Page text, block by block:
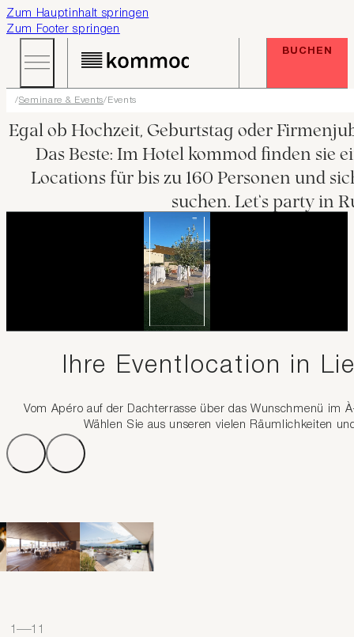
Zum Hauptinhalt springen
Zum Footer springen
BUCHEN
Seminare & Events Events
Egal ob Hochzeit, Geburtstag oder
Das Beste: Im Hotel kommod finden sie
Locations für bis zu 160 Personen und
suchen. Let’s party in
Ihre Eventlocation in
Vom Apéro auf der Dachterrasse über das Wunschmenü im
Wählen Sie aus unseren vielen Räumlichkeiten
1–11